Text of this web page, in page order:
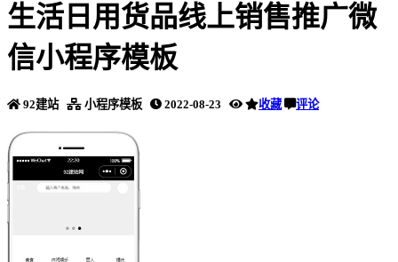
生活日用货品线上销售推广微
信小程序模板
92建站 小程序模板 2022-08-23 收藏 评论